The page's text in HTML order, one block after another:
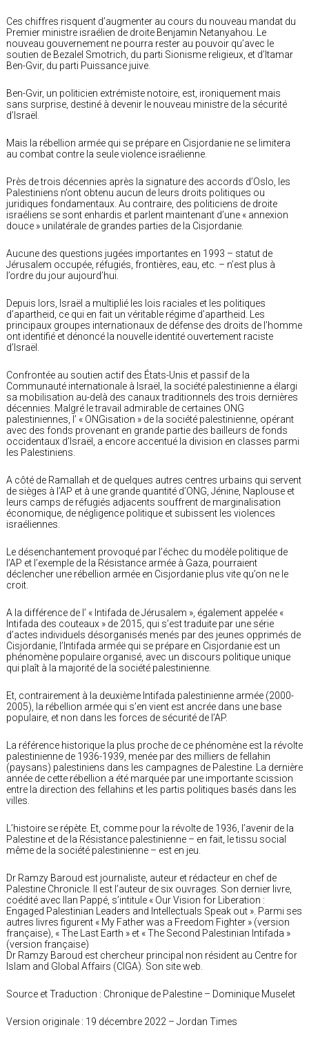
Ces chiffres risquent d’augmenter au cours du nouveau mandat du
Premier ministre israélien de droite Benjamin Netanyahou. Le
nouveau gouvernement ne pourra rester au pouvoir qu’avec le
soutien de Bezalel Smotrich, du parti Sionisme religieux, et d’Itamar
Ben-Gvir, du parti Puissance juive.
Ben-Gvir, un politicien extrémiste notoire, est, ironiquement mais
sans surprise, destiné à devenir le nouveau ministre de la sécurité
d’Israël.
Mais la rébellion armée qui se prépare en Cisjordanie ne se limitera
au combat contre la seule violence israélienne.
Près de trois décennies après la signature des accords d’Oslo, les
Palestiniens n’ont obtenu aucun de leurs droits politiques ou
juridiques fondamentaux. Au contraire, des politiciens de droite
israéliens se sont enhardis et parlent maintenant d’une « annexion
douce » unilatérale de grandes parties de la Cisjordanie.
Aucune des questions jugées importantes en 1993 – statut de
Jérusalem occupée, réfugiés, frontières, eau, etc. – n’est plus à
l’ordre du jour aujourd’hui.
Depuis lors, Israël a multiplié les lois raciales et les politiques
d’apartheid, ce qui en fait un véritable régime d’apartheid. Les
principaux groupes internationaux de défense des droits de l’homme
ont identifié et dénoncé la nouvelle identité ouvertement raciste
d’Israël.
Confrontée au soutien actif des États-Unis et passif de la
Communauté internationale à Israël, la société palestinienne a élargi
sa mobilisation au-delà des canaux traditionnels des trois dernières
décennies. Malgré le travail admirable de certaines ONG
palestiniennes, l’ « ONGisation » de la société palestinienne, opérant
avec des fonds provenant en grande partie des bailleurs de fonds
occidentaux d’Israël, a encore accentué la division en classes parmi
les Palestiniens.
A côté de Ramallah et de quelques autres centres urbains qui servent
de sièges à l’AP et à une grande quantité d’ONG, Jénine, Naplouse et
leurs camps de réfugiés adjacents souffrent de marginalisation
économique, de négligence politique et subissent les violences
israéliennes.
Le désenchantement provoqué par l’échec du modèle politique de
l’AP et l’exemple de la Résistance armée à Gaza, pourraient
déclencher une rébellion armée en Cisjordanie plus vite qu’on ne le
croit.
A la différence de l’ « Intifada de Jérusalem », également appelée «
Intifada des couteaux » de 2015, qui s’est traduite par une série
d’actes individuels désorganisés menés par des jeunes opprimés de
Cisjordanie, l’Intifada armée qui se prépare en Cisjordanie est un
phénomène populaire organisé, avec un discours politique unique
qui plaît à la majorité de la société palestinienne.
Et, contrairement à la deuxième Intifada palestinienne armée (2000-
2005), la rébellion armée qui s’en vient est ancrée dans une base
populaire, et non dans les forces de sécurité de l’AP.
La référence historique la plus proche de ce phénomène est la révolte
palestinienne de 1936-1939, menée par des milliers de fellahin
(paysans) palestiniens dans les campagnes de Palestine. La dernière
année de cette rébellion a été marquée par une importante scission
entre la direction des fellahins et les partis politiques basés dans les
villes.
L’histoire se répète. Et, comme pour la révolte de 1936, l’avenir de la
Palestine et de la Résistance palestinienne – en fait, le tissu social
même de la société palestinienne – est en jeu.
Dr Ramzy Baroud est journaliste, auteur et rédacteur en chef de
Palestine Chronicle. Il est l’auteur de six ouvrages. Son dernier livre,
coédité avec Ilan Pappé, s’intitule « Our Vision for Liberation :
Engaged Palestinian Leaders and Intellectuals Speak out ». Parmi ses
autres livres figurent « My Father was a Freedom Fighter » (version
française), « The Last Earth » et « The Second Palestinian Intifada »
(version française)
Dr Ramzy Baroud est chercheur principal non résident au Centre for
Islam and Global Affairs (CIGA). Son site web.
Source et Traduction : Chronique de Palestine – Dominique Muselet
Version originale : 19 décembre 2022 – Jordan Times